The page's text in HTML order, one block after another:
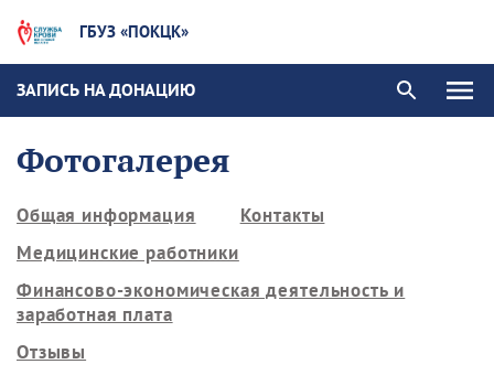
ГБУЗ «ПОКЦК»
ЗАПИСЬ НА ДОНАЦИЮ
Фотогалерея
Общая информация
Контакты
Медицинские работники
Финансово-экономическая деятельность и
заработная плата
Отзывы